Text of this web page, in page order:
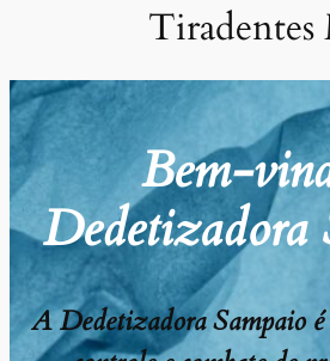
Tiradentes
Bem-
Dedetizadora
A Dedetizadora Sampaio é